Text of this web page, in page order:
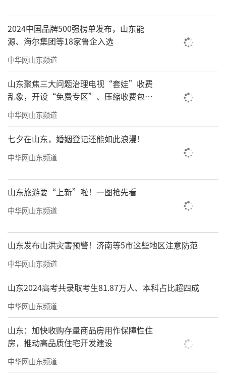
2024中国品牌500强榜单发布，山东能
源、海尔集团等18家鲁企入选
中华网山东频道
山东聚焦三大问题治理电视“套娃”收费
乱象，开设“免费专区”、压缩收费包比
例70%以上
中华网山东频道
七夕在山东，婚姻登记还能如此浪漫！
中华网山东频道
山东旅游要“上新”啦！一图抢先看
中华网山东频道
山东发布山洪灾害预警！济南等5市这些地区注意防范
中华网山东频道
山东2024高考共录取考生81.87万人、本科占比超四成
中华网山东频道
山东：加快收购存量商品房用作保障性住
房，推动高品质住宅开发建设
中华网山东频道